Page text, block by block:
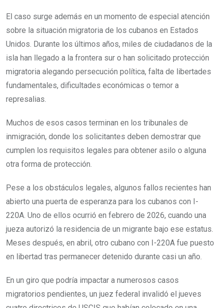
El caso surge además en un momento de especial atención
sobre la situación migratoria de los cubanos en Estados
Unidos. Durante los últimos años, miles de ciudadanos de la
isla han llegado a la frontera sur o han solicitado protección
migratoria alegando persecución política, falta de libertades
fundamentales, dificultades económicas o temor a
represalias.
Muchos de esos casos terminan en los tribunales de
inmigración, donde los solicitantes deben demostrar que
cumplen los requisitos legales para obtener asilo o alguna
otra forma de protección.
Pese a los obstáculos legales, algunos fallos recientes han
abierto una puerta de esperanza para los cubanos con I-
220A. Uno de ellos ocurrió en febrero de 2026, cuando una
jueza autorizó la residencia de un migrante bajo ese estatus.
Meses después, en abril, otro cubano con I-220A fue puesto
en libertad tras permanecer detenido durante casi un año.
En un giro que podría impactar a numerosos casos
migratorios pendientes, un juez federal invalidó el jueves